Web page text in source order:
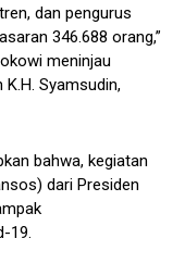
dan pengurus
346.688 orang,”
meninjau
Syamsudin,
bahwa, kegiatan
dari Presiden
19.